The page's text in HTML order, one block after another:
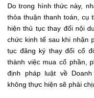
Do trong hình thức này,
thỏa thuận thanh toán, cụ
hiện thủ tục thay đổi nội
chức kinh tế sau khi nhận
tục đăng ký thay đổi cổ
thành việc mua cổ phần,
định pháp luật về
không thực hiện sẽ phải